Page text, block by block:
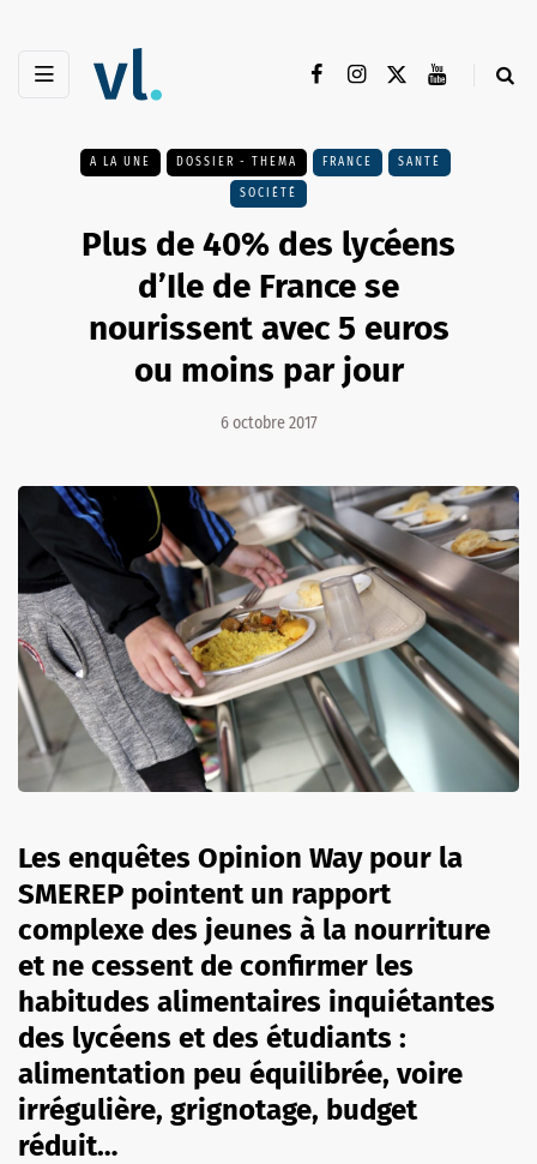
A LA UNE DOSSIER - THEMA FRANCE SANTÉ
SOCIÉTÉ
Plus de 40% des lycéens
d’Ile de France se
nourissent avec 5 euros
ou moins par jour
6 octobre 2017
Les enquêtes Opinion Way pour la
SMEREP pointent un rapport
complexe des jeunes à la nourriture
et ne cessent de confirmer les
habitudes alimentaires inquiétantes
des lycéens et des étudiants :
alimentation peu équilibrée, voire
irrégulière, grignotage, budget
réduit…